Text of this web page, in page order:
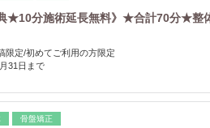
典★10分施術延長無料》★合計70分★整
限定/初めてご利用の方限定
31日まで
骨盤矯正